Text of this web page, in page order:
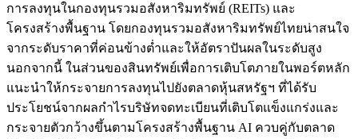
การลงทุนในกองทุนรวมอสังหาริมทรัพย์ (REITs) และ
โครงสร้างพื้นฐาน โดยกองทุนรวมอสังหาริมทรัพย์ไทยน่าสนใจ
จากระดับราคาที่ค่อนข้างต่ำและให้อัตราปันผลในระดับสูง
นอกจากนี้ ในส่วนของสินทรัพย์เพื่อการเติบโตภายในพอร์ตหลัก
แนะนำให้กระจายการลงทุนไปยังตลาดหุ้นสหรัฐฯ ที่ได้รับ
ประโยชน์จากผลกำไรบริษัทจดทะเบียนที่เติบโตแข็งแกร่งและ
กระจายตัวกว้างขึ้นตามโครงสร้างพื้นฐาน AI ควบคู่กับตลาด